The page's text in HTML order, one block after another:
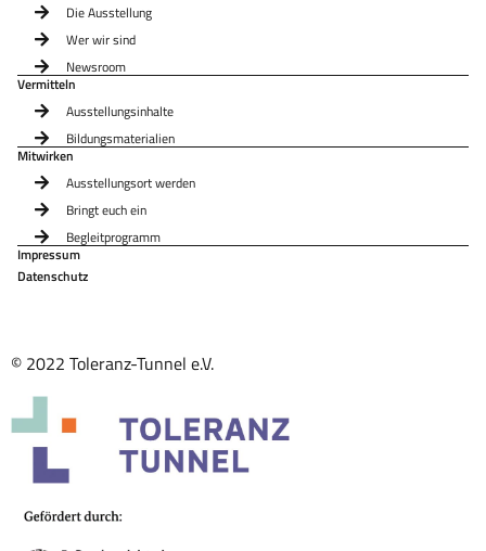
Die Ausstellung
Wer wir sind
Newsroom
Vermitteln
Ausstellungsinhalte
Bildungsmaterialien
Mitwirken
Ausstellungsort werden
Bringt euch ein
Begleitprogramm
Impressum
Datenschutz
© 2022 Toleranz-Tunnel e.V.